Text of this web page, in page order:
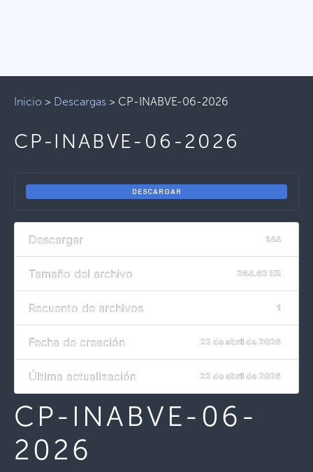
Inicio > Descargas > CP-INABVE-06-2026
CP-INABVE-06-2026
DESCARGAR
Descargar 144
Tamaño del archivo 264.63 KB
Recuento de archivos 1
Fecha de creación 23 de abril de 2026
Última actualización 23 de abril de 2026
CP-INABVE-06-
2026